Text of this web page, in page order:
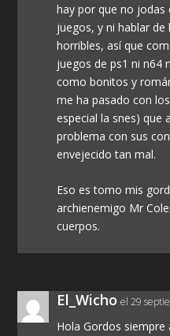
hay por que no jodas
juegos, y ni hablar
horribles, así que
juegos de ps1 ni n64
como bonitos y
me ha pasado con
especial la snes) que
problema con sus
envejecido tan mal.
Eso es tomo mis
archienemigo Mr
cuerpos.
El_Wicho el 29
Hola Gordos